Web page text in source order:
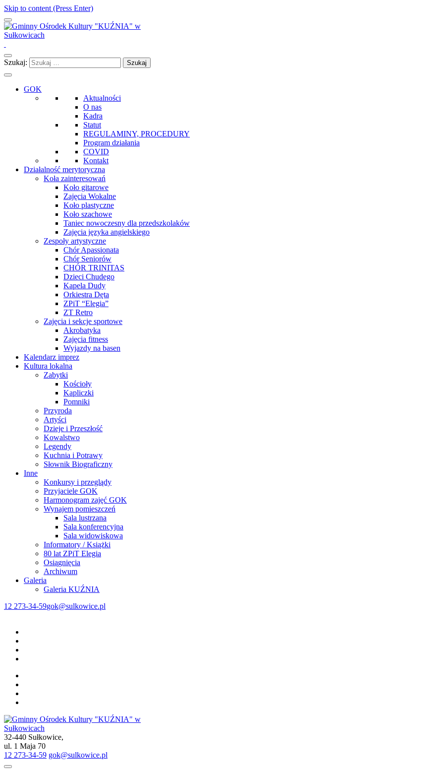
Skip to content (Press Enter)
Szukaj:
GOK
Aktualności
O nas
Kadra
Statut
REGULAMINY, PROCEDURY
Program działania
COVID
Kontakt
Działalność merytoryczna
Koła zainteresowań
Koło gitarowe
Zajęcia Wokalne
Koło plastyczne
Koło szachowe
Taniec nowoczesny dla przedszkolaków
Zajęcia języka angielskiego
Zespoły artystyczne
Chór Apassionata
Chór Seniorów
CHÓR TRINITAS
Dzieci Chudego
Kapela Dudy
Orkiestra Dęta
ZPiT “Elegia”
ZT Retro
Zajęcia i sekcje sportowe
Akrobatyka
Zajęcia fitness
Wyjazdy na basen
Kalendarz imprez
Kultura lokalna
Zabytki
Kościoły
Kapliczki
Pomniki
Przyroda
Artyści
Dzieje i Przeszłość
Kowalstwo
Legendy
Kuchnia i Potrawy
Słownik Biograficzny
Inne
Konkursy i przeglądy
Przyjaciele GOK
Harmonogram zajęć GOK
Wynajem pomieszczeń
Sala lustrzana
Sala konferencyjna
Sala widowiskowa
Informatory / Książki
80 lat ZPiT Elegia
Osiągnięcia
Archiwum
Galeria
Galeria KUŹNIA
12 273-34-59gok@sulkowice.pl
Gminny Ośrodek Kultury "KUŹNIA" w Sułkowicach
32-440 Sułkowice,
ul. 1 Maja 70
12 273-34-59 gok@sulkowice.pl